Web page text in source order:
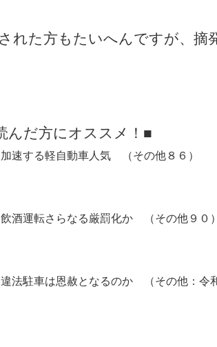
れた方もたいへんですが、
んだ方にオススメ！■
加速する軽自動車人気 （その他８６）
飲酒運転さらなる厳罰化か （その他９０）
違法駐車は恩赦となるのか （その他：令